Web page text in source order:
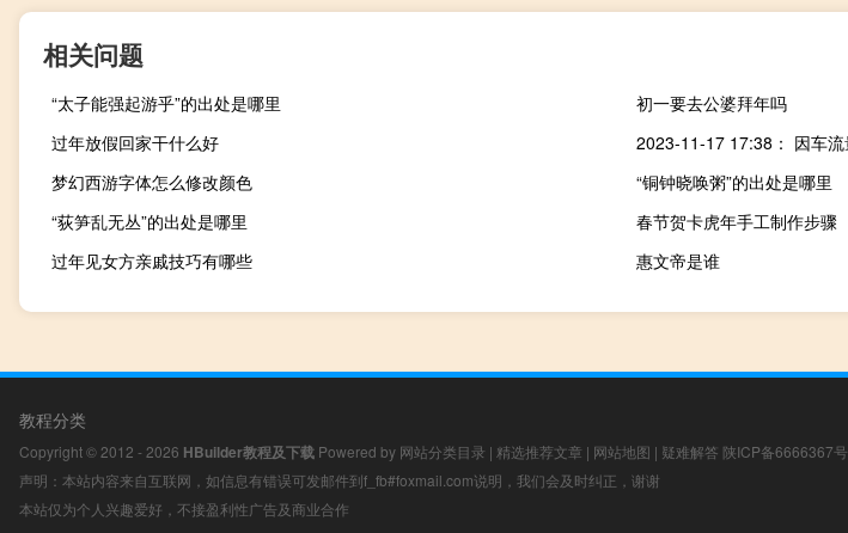
相关问题
“太子能强起游乎”的出处是哪里
初一要去公婆拜年吗
过年放假回家干什么好
梦幻西游字体怎么修改颜色
“铜钟晓唤粥”的出处是哪里
“荻笋乱无丛”的出处是哪里
春节贺卡虎年手工制作步骤
过年见女方亲戚技巧有哪些
惠文帝是谁
教程分类
Copyright © 2012 - 2026 HBuilder教程及下载 Powered by 网站分类目录 | 精选推荐文章 | 网站地图 | 疑难解答 陕ICP备6666367号
声明：本站内容来自互联网，如信息有错误可发邮件到f_fb#foxmail.com说明，我们会及时纠正，谢谢
本站仅为个人兴趣爱好，不接盈利性广告及商业合作